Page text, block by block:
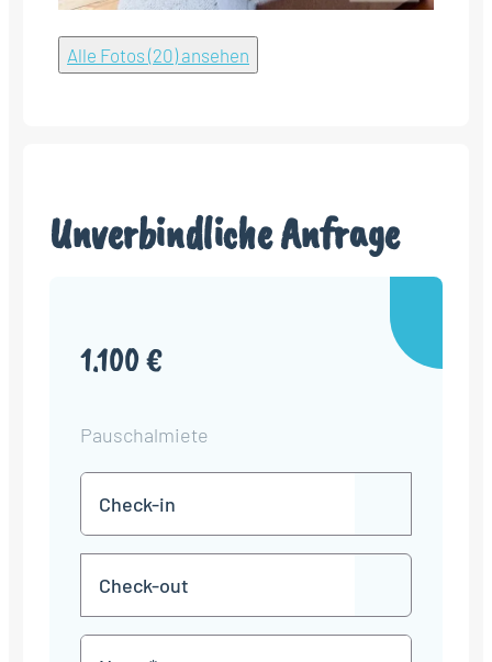
Alle Fotos (20) ansehen
Unverbindliche Anfrage
1.100 €
Pauschalmiete
in
TT
Punkt
MM
JJJJ
TT
Punkt
MM